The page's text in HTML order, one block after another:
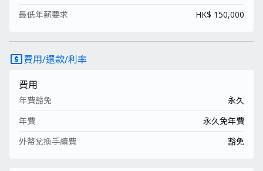
最低年薪要求
HK$ 150,000
local_atm費用/還款/利率
費用
年費豁免
永久
年費
永久免年費
外幣兌換手續費
豁免